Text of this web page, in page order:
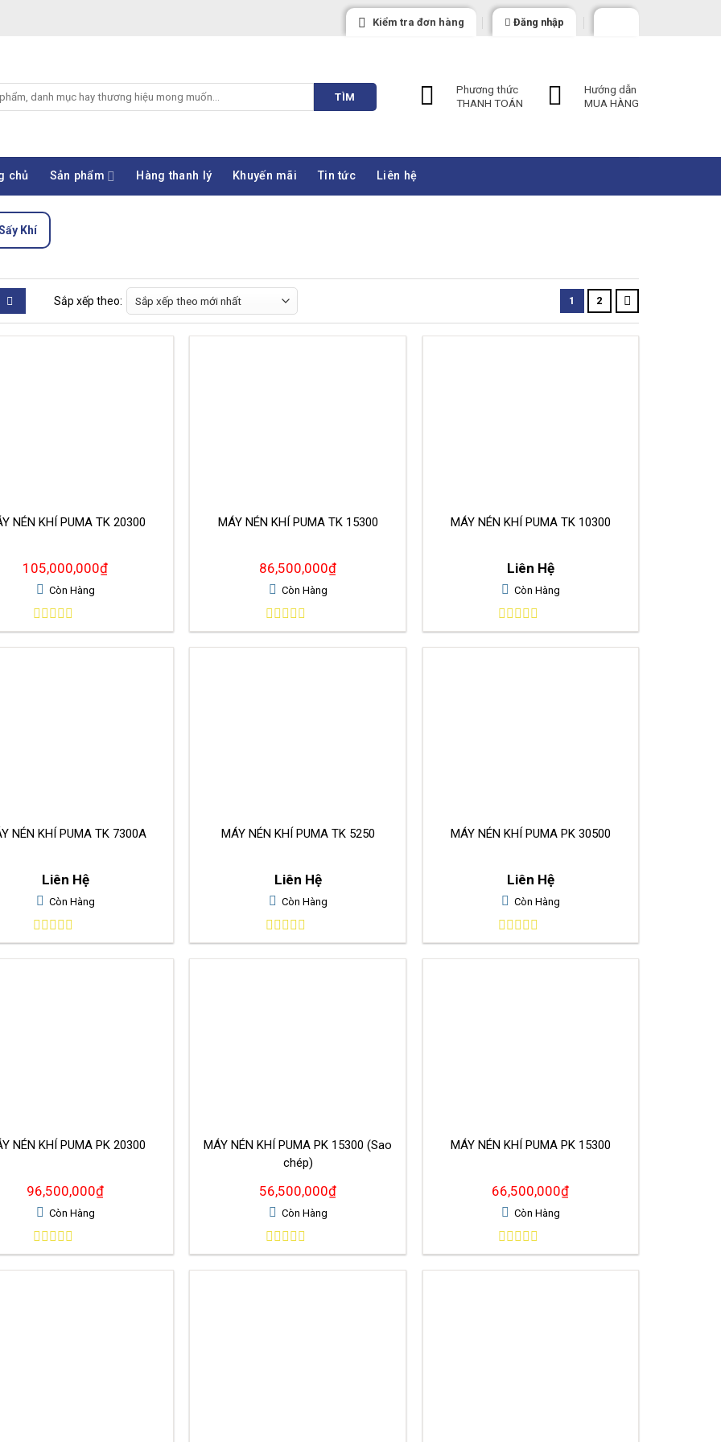
Kiểm tra đơn hàng Đăng nhập
TÌM
Phương thức
THANH TOÁN
Hướng dẫn
MUA HÀNG
chủ Sản phẩm Hàng thanh lý Khuyến mãi Tin tức Liên hệ
Khí
Sắp xếp theo: 1 2
NÉN KHÍ PUMA TK 20300
105,000,000₫
Còn Hàng
0
out
MÁY NÉN KHÍ PUMA TK 15300
86,500,000₫
Còn Hàng
0
out
MÁY NÉN KHÍ PUMA TK 10300
Liên Hệ
Còn Hàng
0
out
NÉN KHÍ PUMA TK 7300A
Liên Hệ
Còn Hàng
0
out
MÁY NÉN KHÍ PUMA TK 5250
Liên Hệ
Còn Hàng
0
out
MÁY NÉN KHÍ PUMA PK 30500
Liên Hệ
Còn Hàng
0
out
NÉN KHÍ PUMA PK 20300
96,500,000₫
Còn Hàng
0
out
MÁY NÉN KHÍ PUMA PK 15300 (Sao
chép)
56,500,000₫
Còn Hàng
0
out
MÁY NÉN KHÍ PUMA PK 15300
66,500,000₫
Còn Hàng
0
out